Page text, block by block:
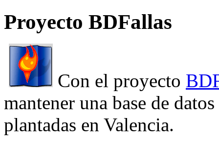
Proyecto BDFallas
Con el proyecto
mantener una base de
plantadas en Valencia.